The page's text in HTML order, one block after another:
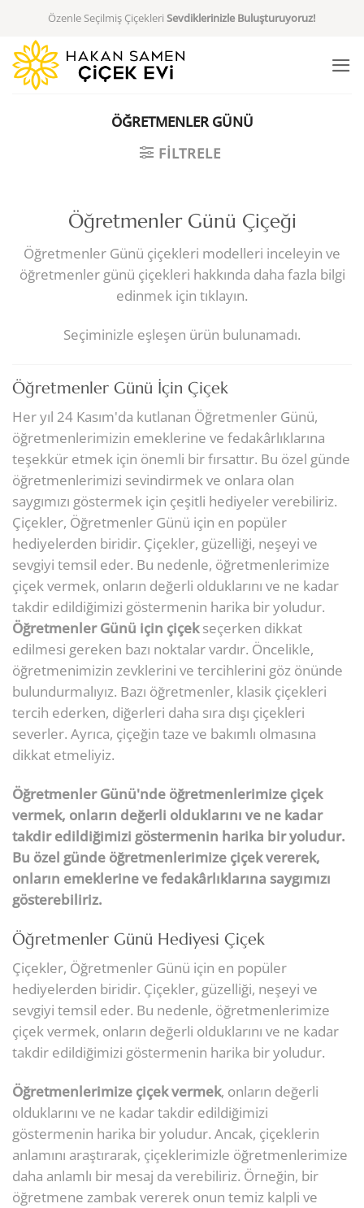
Özenle Seçilmiş Çiçekleri Sevdiklerinizle Buluşturuyoruz!
ÖĞRETMENLER GÜNÜ
FILTRELE
Öğretmenler Günü Çiçeği
Öğretmenler Günü çiçekleri modelleri inceleyin ve
öğretmenler günü çiçekleri hakkında daha fazla bilgi
edinmek için tıklayın.
Seçiminizle eşleşen ürün bulunamadı.
Öğretmenler Günü İçin Çiçek
Her yıl 24 Kasım'da kutlanan Öğretmenler Günü,
öğretmenlerimizin emeklerine ve fedakârlıklarına
teşekkür etmek için önemli bir fırsattır. Bu özel günde
öğretmenlerimizi sevindirmek ve onlara olan
saygımızı göstermek için çeşitli hediyeler verebiliriz.
Çiçekler, Öğretmenler Günü için en popüler
hediyelerden biridir. Çiçekler, güzelliği, neşeyi ve
sevgiyi temsil eder. Bu nedenle, öğretmenlerimize
çiçek vermek, onların değerli olduklarını ve ne kadar
takdir edildiğimizi göstermenin harika bir yoludur.
Öğretmenler Günü için çiçekseçerken dikkat
edilmesi gereken bazı noktalar vardır. Öncelikle,
öğretmenimizin zevklerini ve tercihlerini göz önünde
bulundurmalıyız. Bazı öğretmenler, klasik çiçekleri
tercih ederken, diğerleri daha sıra dışı çiçekleri
severler. Ayrıca, çiçeğin taze ve bakımlı olmasına
dikkat etmeliyiz.
Öğretmenler Günü'nde öğretmenlerimize çiçek
vermek, onların değerli olduklarını ve ne kadar
takdir edildiğimizi göstermenin harika bir yoludur.
Bu özel günde öğretmenlerimize çiçek vererek,
onların emeklerine ve fedakârlıklarına saygımızı
gösterebiliriz.
Öğretmenler Günü Hediyesi Çiçek
Çiçekler, Öğretmenler Günü için en popüler
hediyelerden biridir. Çiçekler, güzelliği, neşeyi ve
sevgiyi temsil eder. Bu nedenle, öğretmenlerimize
çiçek vermek, onların değerli olduklarını ve ne kadar
takdir edildiğimizi göstermenin harika bir yoludur.
Öğretmenlerimize çiçek vermek, onların değerli
olduklarını ve ne kadar takdir edildiğimizi
göstermenin harika bir yoludur. Ancak, çiçeklerin
anlamını araştırarak, çiçeklerimizle öğretmenlerimize
daha anlamlı bir mesaj da verebiliriz. Örneğin, bir
öğretmene zambak vererek onun temiz kalpli ve